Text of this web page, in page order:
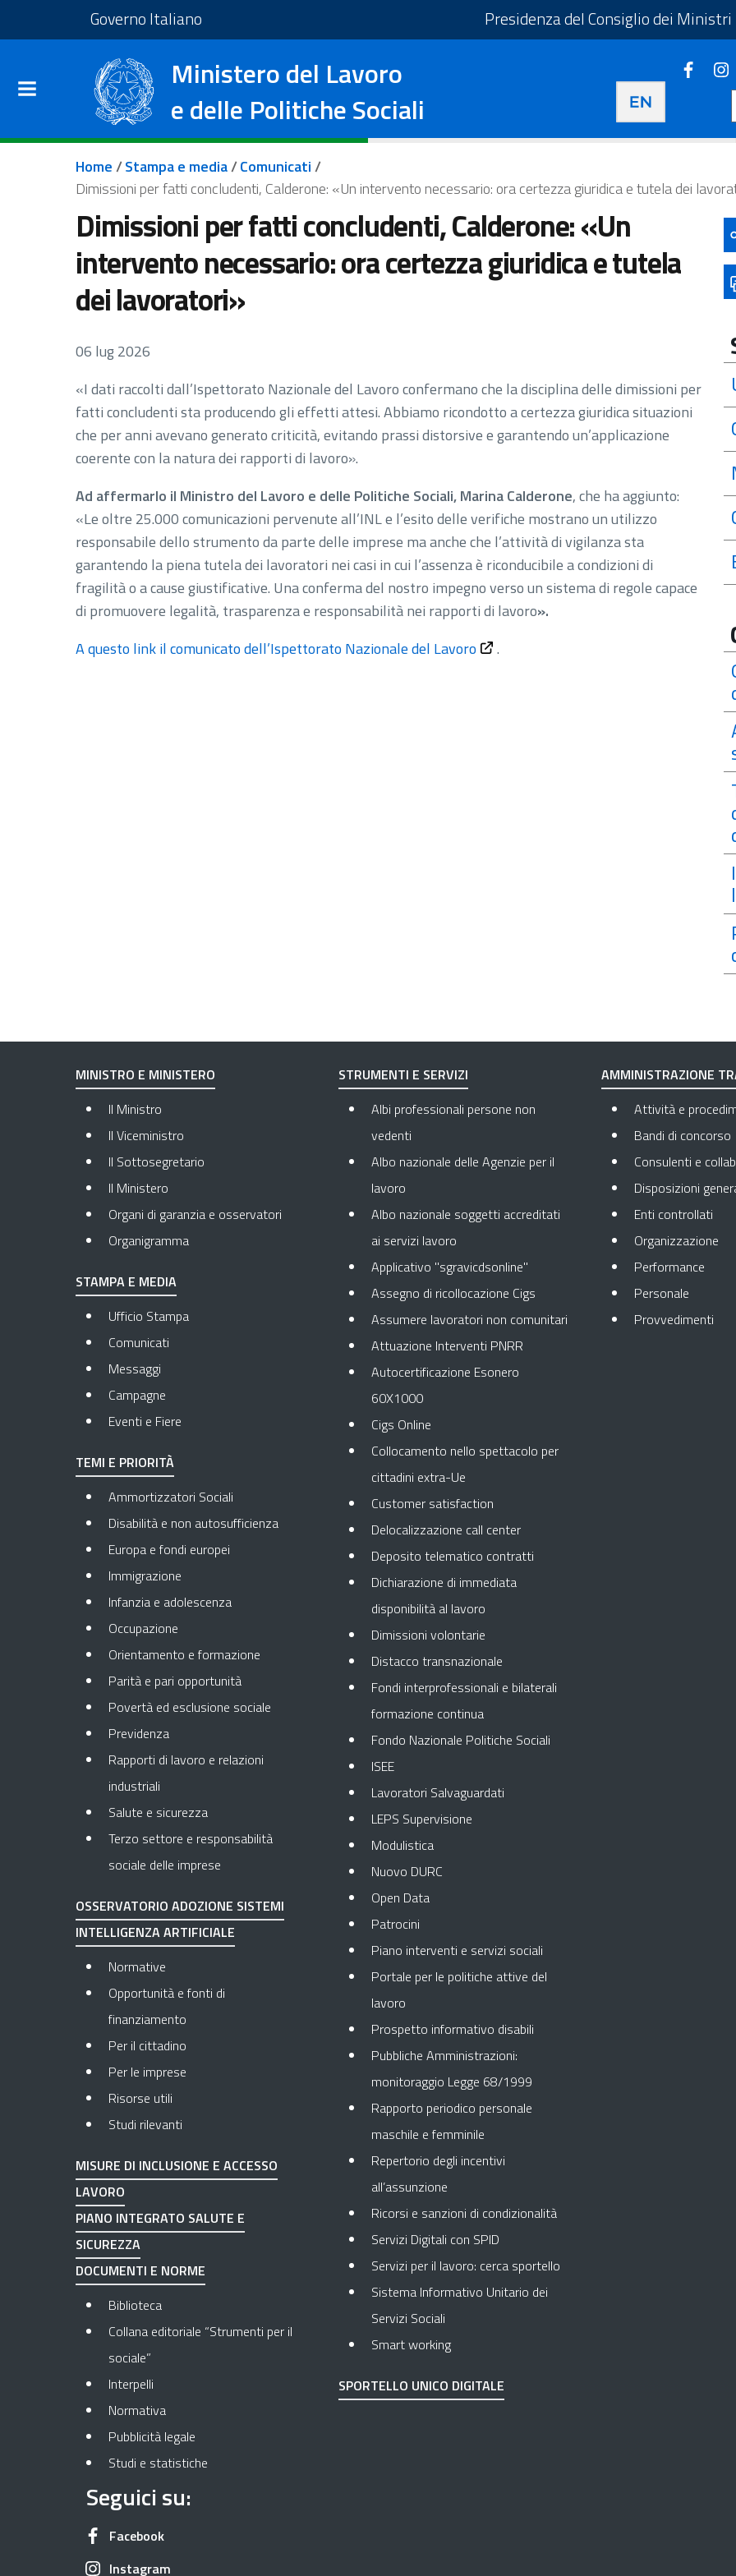
Salta al contenuto principale
Governo Italiano Vai al sito del Governo Italiano - Apre in una nuova schedaPresidenza del Consiglio dei Ministri
Ministero del Lavoro
e delle Politiche Sociali
Apre in una nuova
Apre
Briciole di pane
Home/Stampa e media/Comunicati/
Dimissioni per fatti concludenti, Calderone: «Un intervento necessario: ora certezza giuridica e tutela dei
Dimissioni per fatti concludenti, Calderone: «Un
intervento necessario: ora certezza giuridica e tutela
dei lavoratori»
06 lug 2026
«I dati raccolti dall’Ispettorato Nazionale del Lavoro confermano che la disciplina delle dimissioni per
fatti concludenti sta producendo gli effetti attesi. Abbiamo ricondotto a certezza giuridica situazioni
che per anni avevano generato criticità, evitando prassi distorsive e garantendo un’applicazione
coerente con la natura dei rapporti di lavoro».
Ad affermarlo il Ministro del Lavoro e delle Politiche Sociali, Marina Calderone, che ha aggiunto:
«Le oltre 25.000 comunicazioni pervenute all’INL e l’esito delle verifiche mostrano un utilizzo
responsabile dello strumento da parte delle imprese ma anche che l’attività di vigilanza sta
garantendo la piena tutela dei lavoratori nei casi in cui l’assenza è riconducibile a condizioni di
fragilità o a cause giustificative. Una conferma del nostro impegno verso un sistema di regole capace
di promuovere legalità, trasparenza e responsabilità nei rapporti di lavoro».
A questo link il comunicato dell’Ispettorato Nazionale del Lavoro
.
MINISTRO E MINISTERO
Il Ministro
Il Viceministro
Il Sottosegretario
Il Ministero
Organi di garanzia e osservatori
Organigramma
STAMPA E MEDIA
Ufficio Stampa
Comunicati
Messaggi
Campagne
Eventi e Fiere
TEMI E PRIORITÀ
Ammortizzatori Sociali
Disabilità e non autosufficienza
Europa e fondi europei
Immigrazione
Infanzia e adolescenza
Occupazione
Orientamento e formazione
Parità e pari opportunità
Povertà ed esclusione sociale
Previdenza
Rapporti di lavoro e relazioni
industriali
Salute e sicurezza
Terzo settore e responsabilità
sociale delle imprese
OSSERVATORIO ADOZIONE SISTEMI
INTELLIGENZA ARTIFICIALE
Normative
Opportunità e fonti di
finanziamento
Per il cittadino
Per le imprese
Risorse utili
Studi rilevanti
MISURE DI INCLUSIONE E ACCESSO
LAVORO
PIANO INTEGRATO SALUTE E
SICUREZZA
DOCUMENTI E NORME
Biblioteca
Collana editoriale “Strumenti per il
sociale”
Interpelli
Normativa
Pubblicità legale
Studi e statistiche
STRUMENTI E SERVIZI
Albi professionali persone non
vedenti
Albo nazionale delle Agenzie per il
lavoro
Albo nazionale soggetti accreditati
ai servizi lavoro
Applicativo "sgravicdsonline"
Assegno di ricollocazione Cigs
Assumere lavoratori non comunitari
Attuazione Interventi PNRR
Autocertificazione Esonero
60X1000
Cigs Online
Collocamento nello spettacolo per
cittadini extra-Ue
Customer satisfaction
Delocalizzazione call center
Deposito telematico contratti
Dichiarazione di immediata
disponibilità al lavoro
Dimissioni volontarie
Distacco transnazionale
Fondi interprofessionali e bilaterali
formazione continua
Fondo Nazionale Politiche Sociali
ISEE
Lavoratori Salvaguardati
LEPS Supervisione
Modulistica
Nuovo DURC
Open Data
Patrocini
Piano interventi e servizi sociali
Portale per le politiche attive del
lavoro
Prospetto informativo disabili
Pubbliche Amministrazioni:
monitoraggio Legge 68/1999
Rapporto periodico personale
maschile e femminile
Repertorio degli incentivi
all’assunzione
Ricorsi e sanzioni di condizionalità
Servizi Digitali con SPID
Servizi per il lavoro: cerca sportello
Sistema Informativo Unitario dei
Servizi Sociali
Smart working
SPORTELLO UNICO DIGITALE
AMMINISTRAZIONE
Attività e
Bandi di concorso
Consulenti e
Disposizioni
Enti controllati
Organizzazione
Performance
Personale
Provvedimenti
Seguici su:
FacebookApre in una nuova scheda
Instagram